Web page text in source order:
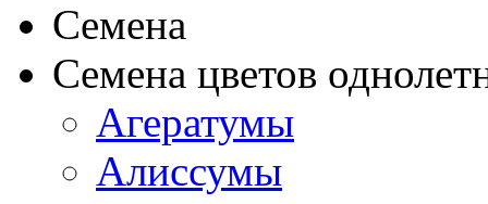
Семена
Семена цветов
Агератумы
Алиссумы